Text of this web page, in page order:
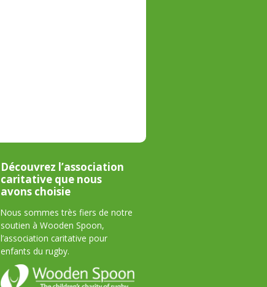
Découvrez l’association
caritative que nous
avons choisie
Nous sommes très fiers de notre
soutien à Wooden Spoon,
l’association caritative pour
enfants du rugby.